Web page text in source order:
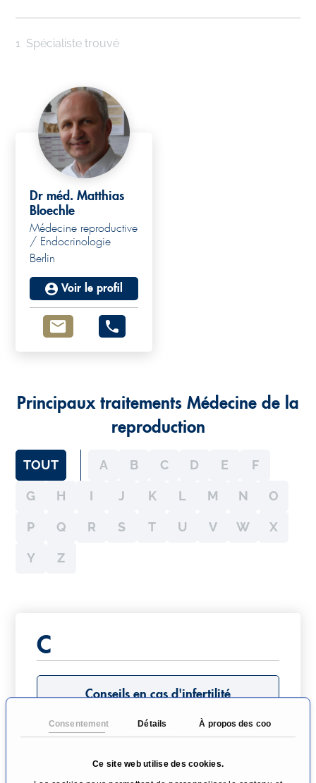
Consentement Détails À propos des cookies
Ce site web utilise des cookies.
1 Spécialiste trouvé
Dr méd. Matthias
Bloechle
Médecine reproductive
/ Endocrinologie
Berlin
Voir le profil
Principaux traitements Médecine de la
reproduction
TOUT A B C D E F
G H I J K L M N O
P Q R S T U V W X
Y Z
C
Conseils en cas d'infertilité